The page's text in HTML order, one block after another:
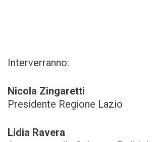
Interverranno:
Nicola Zingaretti
Presidente Regione Lazio
Lidia Ravera